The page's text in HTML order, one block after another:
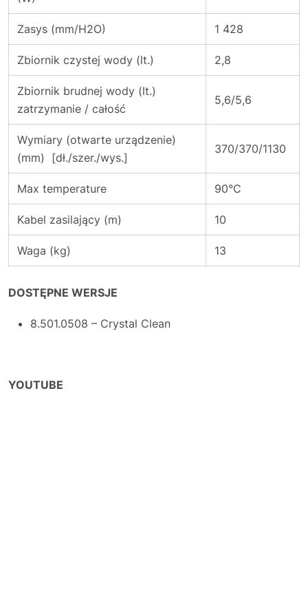
Zasys (mm/H2O) 1 428
Zbiornik czystej wody (lt.) 2,8
Zbiornik brudnej wody (lt.)
zatrzymanie / całość
5,6/5,6
Wymiary (otwarte urządzenie)
(mm) [dł./szer./wys.]
370/370/1130
Max temperature 90°C
Kabel zasilający (m) 10
Waga (kg) 13
DOSTĘPNE WERSJE
8.501.0508 – Crystal Clean
YOUTUBE